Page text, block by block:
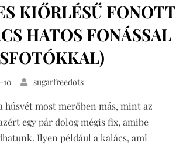
kalács
fonási
segédlettel
KIŐRLÉSŰ FONOTT
HATOS FONÁSSAL
10 sugarfreedots
húsvét most merőben más, mint az
egy pár dolog mégis fix, amibe
Ilyen például a kalács, ami